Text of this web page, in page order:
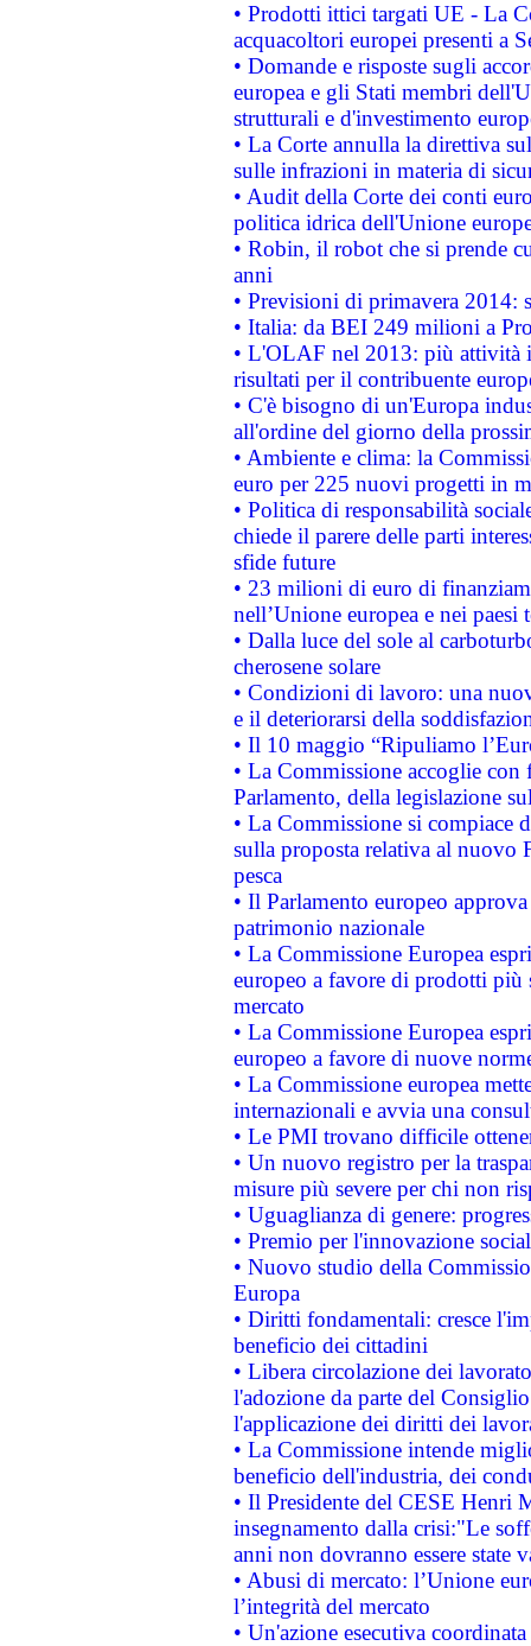
• Prodotti ittici targati UE - La
acquacoltori europei presenti a
• Domande e risposte sugli
europea e gli Stati membri
strutturali e d'investimento
• La Corte annulla la direttiva
sulle infrazioni in materia di
• Audit della Corte dei conti
politica idrica dell'Unione
• Robin, il robot che si prende
anni
• Previsioni di primavera 2014:
• Italia: da BEI 249 milioni a
• L'OLAF nel 2013: più attività
risultati per il contribuente
• C'è bisogno di un'Europa
all'ordine del giorno della
• Ambiente e clima: la
euro per 225 nuovi progetti in
• Politica di responsabilità
chiede il parere delle parti
sfide future
• 23 milioni di euro di
nell’Unione europea e nei paesi
• Dalla luce del sole al
cherosene solare
• Condizioni di lavoro: una
e il deteriorarsi della
• Il 10 maggio “Ripuliamo
• La Commissione accoglie
Parlamento, della legislazione
• La Commissione si compiace
sulla proposta relativa al nuovo
pesca
• Il Parlamento europeo
patrimonio nazionale
• La Commissione Europea
europeo a favore di prodotti
mercato
• La Commissione Europea
europeo a favore di nuove
• La Commissione europea
internazionali e avvia una
• Le PMI trovano difficile
• Un nuovo registro per la
misure più severe per chi non
• Uguaglianza di genere:
• Premio per l'innovazione
• Nuovo studio della
Europa
• Diritti fondamentali: cresce
beneficio dei cittadini
• Libera circolazione dei
l'adozione da parte del
l'applicazione dei diritti dei
• La Commissione intende
beneficio dell'industria, dei
• Il Presidente del CESE Henri
insegnamento dalla crisi:"Le
anni non dovranno essere state
• Abusi di mercato: l’Unione
l’integrità del mercato
• Un'azione esecutiva